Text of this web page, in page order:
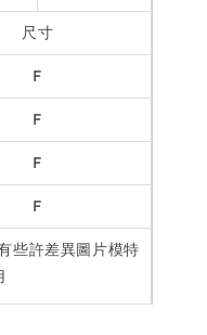
尺寸
F
F
F
F
些許差異圖片模特